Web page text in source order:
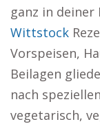
ganz in deiner
Wittstock
Vorspeisen,
Beilagen
nach
vegetarisch,